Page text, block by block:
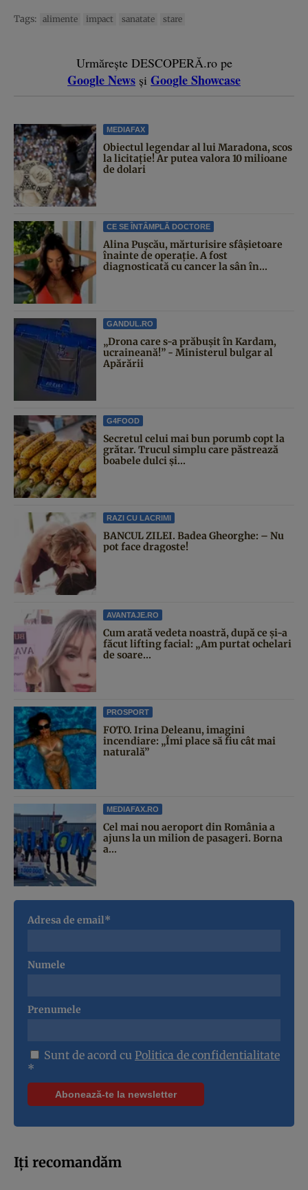
Tags: alimente impact sanatate stare
Urmărește DESCOPERĂ.ro pe
Google News și Google Showcase
MEDIAFAX
Obiectul legendar al lui Maradona, scos
la licitație! Ar putea valora 10 milioane
de dolari
CE SE ÎNTÂMPLĂ DOCTORE
Alina Pușcău, mărturisire sfâșietoare
înainte de operație. A fost
diagnosticată cu cancer la sân în...
GANDUL.RO
„Drona care s-a prăbușit în Kardam,
ucraineană!” - Ministerul bulgar al
Apărării
G4FOOD
Secretul celui mai bun porumb copt la
grătar. Trucul simplu care păstrează
boabele dulci și...
RAZI CU LACRIMI
BANCUL ZILEI. Badea Gheorghe: – Nu
pot face dragoste!
AVANTAJE.RO
Cum arată vedeta noastră, după ce și-a
făcut lifting facial: „Am purtat ochelari
de soare...
PROSPORT
FOTO. Irina Deleanu, imagini
incendiare: „Îmi place să fiu cât mai
naturală”
MEDIAFAX.RO
Cel mai nou aeroport din România a
ajuns la un milion de pasageri. Borna
a...
Adresa de email*
Numele
Prenumele
Sunt de acord cu Politica de confidentialitate
*
Iți recomandăm